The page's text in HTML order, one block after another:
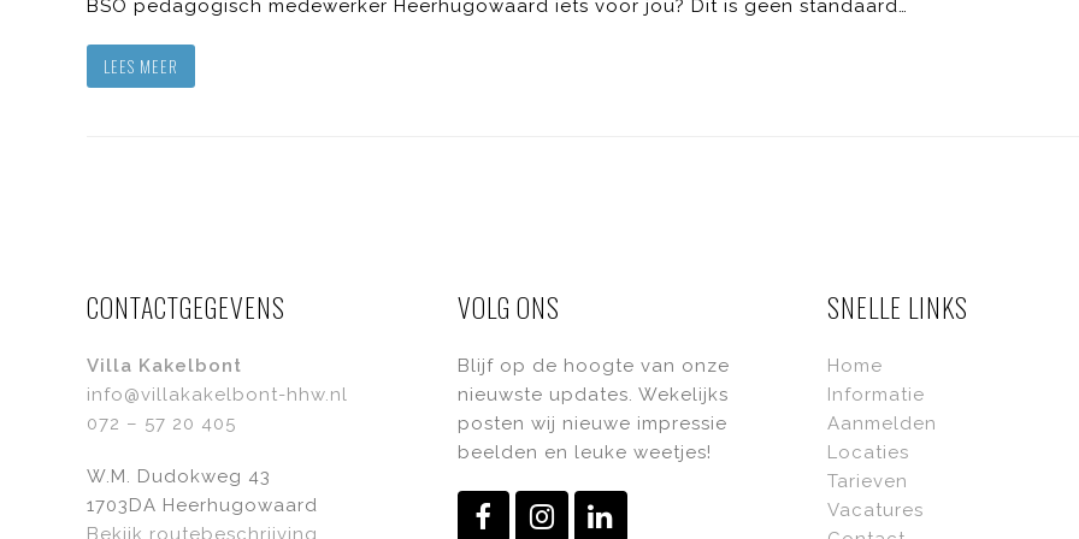
BSO pedagogisch medewerker Heerhugowaard iets voor jou? Dit is geen standaard…
LEES MEER
CONTACTGEGEVENS
Villa Kakelbont
info@villakakelbont-hhw.nl
072 – 57 20 405
W.M. Dudokweg 43
1703DA Heerhugowaard
Bekijk routebeschrijving
VOLG ONS
Blijf op de hoogte van onze
nieuwste updates. Wekelijks
posten wij nieuwe impressie
beelden en leuke weetjes!
Facebook
Instagram
LinkedIn
SNELLE LINKS
Home
Informatie
Aanmelden
Locaties
Tarieven
Vacatures